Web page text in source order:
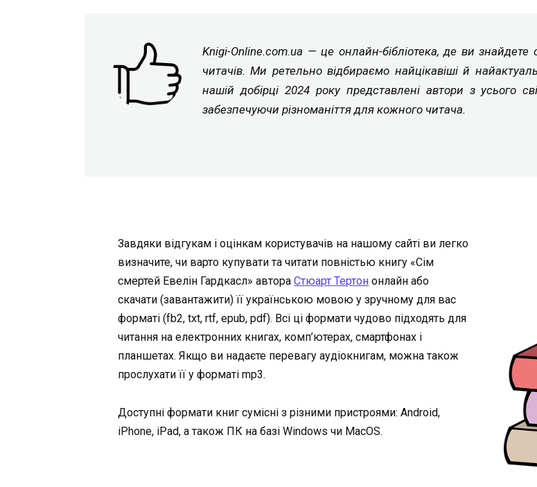
Knigi-Online.com.ua — це онлайн-бібліотека, де ви
читачів. Ми ретельно відбираємо найцікавіші й
нашій добірці 2024 року представлені автори з усього
забезпечуючи різноманіття для кожного читача.
Завдяки відгукам і оцінкам користувачів на нашому сайті ви легко
визначите, чи варто купувати та читати повністью книгу «Сім
смертей Евелін Гардкасл» автораСтюарт Тертон онлайн або
скачати (завантажити) її українською мовою у зручному для вас
форматі (fb2, txt, rtf, epub, pdf). Всі ці формати чудово підходять для
читання на електронних книгах, комп’ютерах, смартфонах і
планшетах. Якщо ви надаєте перевагу аудіокнигам, можна також
прослухати її у форматі mp3.
Доступні формати книг сумісні з різними пристроями: Android,
iPhone, iPad, а також ПК на базі Windows чи MacOS.